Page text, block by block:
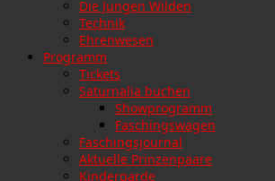
Die Jungen Wilden
Technik
Ehrenwesen
Programm
Tickets
Saturnalia buchen
Showprogramm
Faschingswagen
Faschingsjournal
Aktuelle Prinzenpaare
Kindergarde